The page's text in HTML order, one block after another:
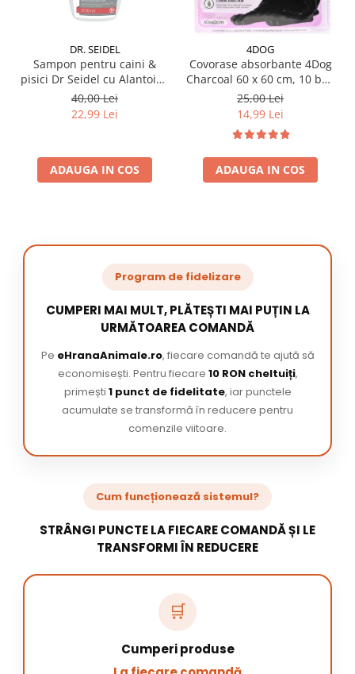
DR. SEIDEL
Sampon pentru caini &
pisici Dr Seidel cu Alantoina
220 ml
40,00 Lei
22,99 Lei
ADAUGA IN COS
4DOG
Covorase absorbante 4Dog
Charcoal 60 x 60 cm, 10 buc
/ pachet
25,00 Lei
14,99 Lei
ADAUGA IN COS
Program de fidelizare
CUMPERI MAI MULT, PLĂTEȘTI MAI PUȚIN LA
URMĂTOAREA COMANDĂ
Pe eHranaAnimale.ro, fiecare comandă te ajută să
economisești. Pentru fiecare 10 RON cheltuiți,
primești 1 punct de fidelitate, iar punctele
acumulate se transformă în reducere pentru
comenzile viitoare.
Cum funcționează sistemul?
STRÂNGI PUNCTE LA FIECARE COMANDĂ ȘI LE
TRANSFORMI ÎN REDUCERE
🛒
Cumperi produse